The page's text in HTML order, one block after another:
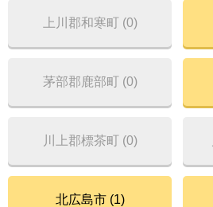
上川郡和寒町 (0)
茅部郡鹿部町 (0)
川上郡標茶町 (0)
北広島市 (1)